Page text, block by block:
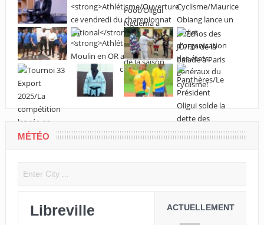
MÉTÉO
Libreville ACTUELLEMENT